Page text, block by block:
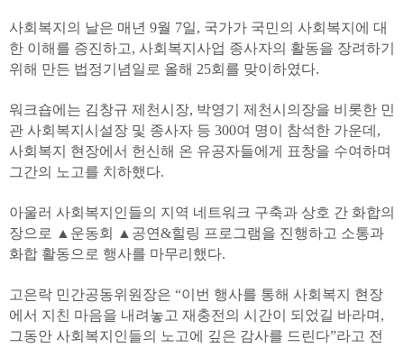
사회복지의 날은 매년 9월 7일, 국가가 국민의 사회복지에 대
한 이해를 증진하고, 사회복지사업 종사자의 활동을 장려하기
위해 만든 법정기념일로 올해 25회를 맞이하였다.
워크숍에는 김창규 제천시장, 박영기 제천시의장을 비롯한 민
관 사회복지시설장 및 종사자 등 300여 명이 참석한 가운데,
사회복지 현장에서 헌신해 온 유공자들에게 표창을 수여하며
그간의 노고를 치하했다.
아울러 사회복지인들의 지역 네트워크 구축과 상호 간 화합의
장으로 ▲운동회 ▲공연&힐링 프로그램을 진행하고 소통과
화합 활동으로 행사를 마무리했다.
고은락 민간공동위원장은 “이번 행사를 통해 사회복지 현장
에서 지친 마음을 내려놓고 재충전의 시간이 되었길 바라며,
그동안 사회복지인들의 노고에 깊은 감사를 드린다”라고 전